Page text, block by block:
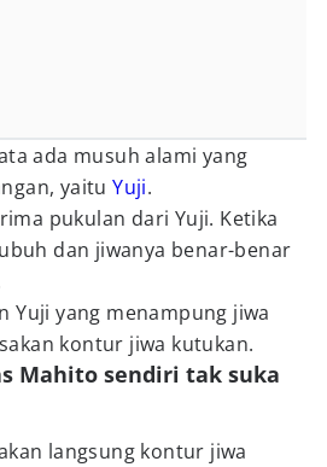
ada musuh alami yang
yaituYuji.
pukulan dari Yuji. Ketika
dan jiwanya benar-benar
Yuji yang menampung jiwa
kontur jiwa kutukan.
Mahito sendiri tak suka
langsung kontur jiwa